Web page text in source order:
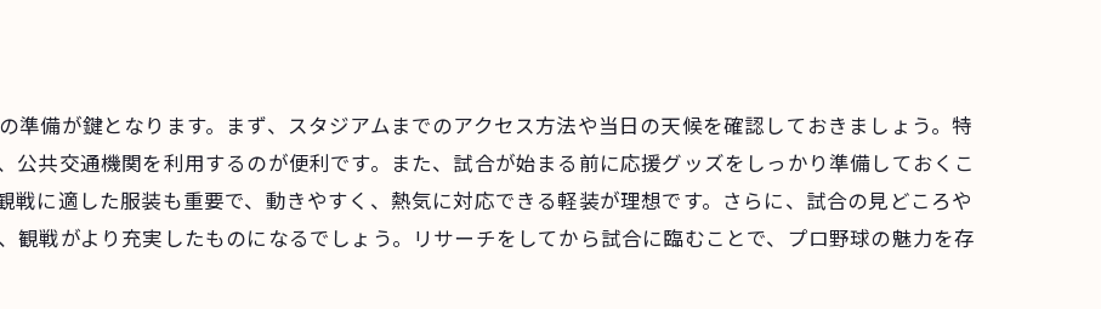
プロ野球観戦を計画する際のポイント
観戦後の交流を楽しむための場所
集団での応援が生む一体感
声援が飛び交う空間の魅力
準備が鍵となります。まず、スタジアムまでのアクセス方法や当日の天候を確認しておきましょう。特
公共交通機関を利用するのが便利です。また、試合が始まる前に応援グッズをしっかり準備しておくこ
戦に適した服装も重要で、動きやすく、熱気に対応できる軽装が理想です。さらに、試合の見どころや
観戦がより充実したものになるでしょう。リサーチをしてから試合に臨むことで、プロ野球の魅力を存